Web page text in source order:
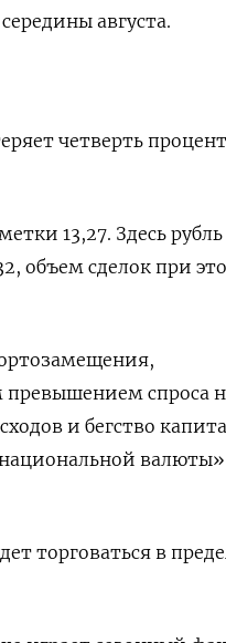
августа.
четверть
13,27. Здесь рубль
объем сделок при
превышением спроса
и бегство
торговаться в